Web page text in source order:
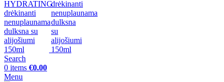
Search
0 items €0.00
Menu